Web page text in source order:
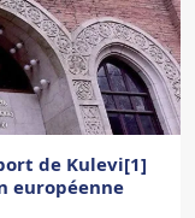
de Kulevi[1]
européenne